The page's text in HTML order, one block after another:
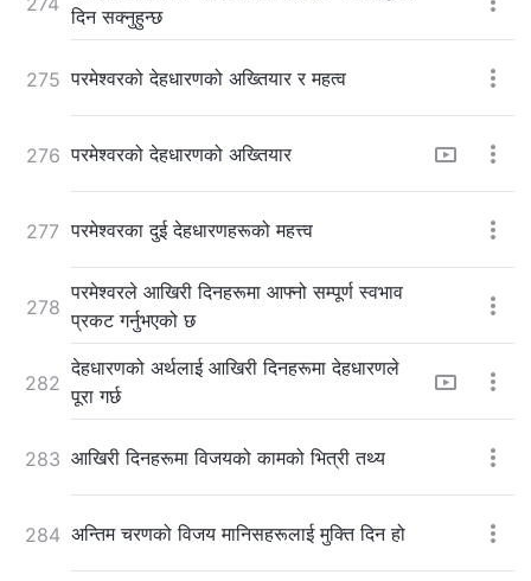
दिन सक्नुहुन्छ
275 परमेश्‍वरको देहधारणको अख्तियार र महत्व
276 परमेश्‍वरको देहधारणको अख्तियार
277 परमेश्‍वरका दुई देहधारणहरूको महत्त्व
278
परमेश्‍वरले आखिरी दिनहरूमा आफ्नो सम्पूर्ण स्वभाव
प्रकट गर्नुभएको छ
282
देहधारणको अर्थलाई आखिरी दिनहरूमा देहधारणले
पूरा गर्छ
283 आखिरी दिनहरूमा विजयको कामको भित्री तथ्य
284 अन्तिम चरणको विजय मानिसहरूलाई मुक्ति दिन हो